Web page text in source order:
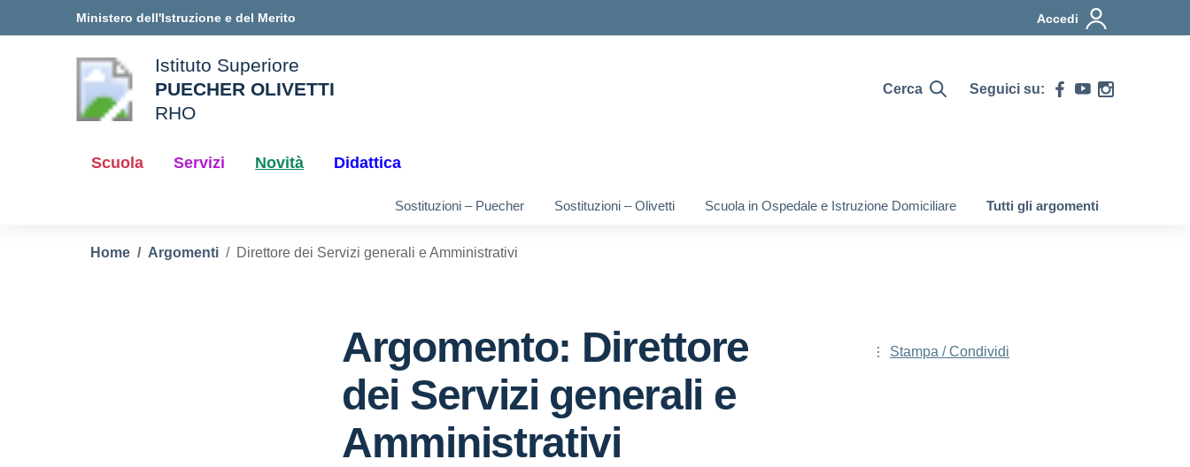
Ministero dell'Istruzione e del Merito Accedi
della scuola
Istituto Superiore
PUECHER OLIVETTI
RHO
Cerca Seguici su:
Scuola Servizi Novità Didattica
Sostituzioni – Puecher Sostituzioni – Olivetti Scuola in Ospedale e Istruzione Domiciliare Tutti gli argomenti
Home Argomenti Direttore dei Servizi generali e Amministrativi
Argomento: Direttore
dei Servizi generali e
Amministrativi
Stampa / Condividi